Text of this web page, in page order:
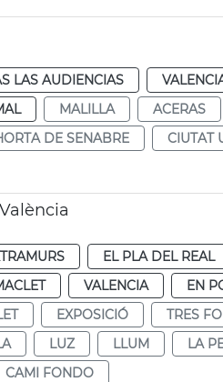
LAS AUDIENCIAS
MALILLA ACERAS
DE SENABRE
CIUTAT
EL PLA DEL REAL
VALENCIA
EN
EXPOSICIÓ
TRES
LUZ LLUM
LA
CAMI FONDO